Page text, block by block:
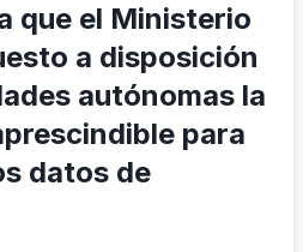
que el Ministerio
a disposición
autónomas la
para
datos de